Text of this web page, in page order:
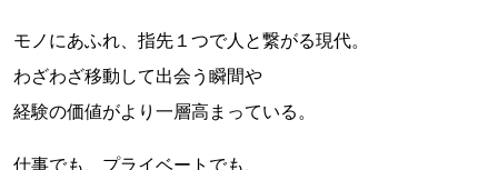
モノにあふれ、指先１つで人と繋がる現代。
わざわざ移動して出会う瞬間や
経験の価値がより一層高まっている。
仕事でも、プライベートでも、